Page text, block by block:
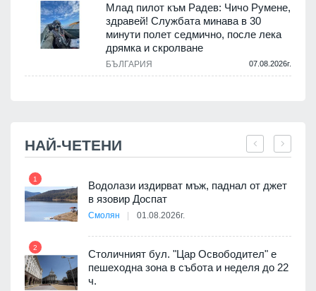
Млад пилот към Радев: Чичо Румене,
здравей! Службата минава в 30
минути полет седмично, после лека
дрямка и скролване
БЪЛГАРИЯ 07.08.2026г.
НАЙ-ЧЕТЕНИ
1
Водолази издирват мъж, паднал от джет
в язовир Доспат
Смолян 01.08.2026г.
2
Столичният бул. "Цар Освободител" е
пешеходна зона в събота и неделя до 22
ч.